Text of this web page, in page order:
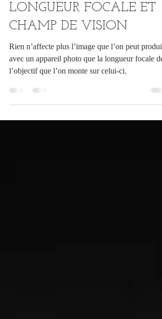
Christian Autotte
5 janv. 2025
LONGUEUR FOCALE ET
CHAMP DE VISION
avec un appareil photo que la longueur focale de
l’objectif que l’on monte sur celui-ci.